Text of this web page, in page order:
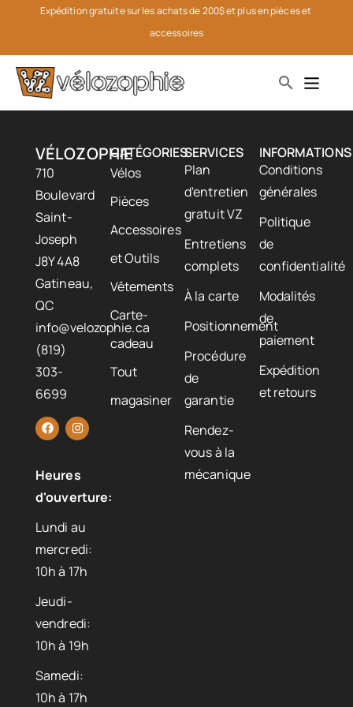
Expédition gratuite sur les achats de 200$ et plus en pièces et
accessoires
VÉLOZOPHIE
710
Boulevard
Saint-
Joseph
J8Y 4A8
Gatineau,
QC
info@velozophie.ca
(819)
303-
6699
Heures
d'ouverture:
Lundi au
mercredi:
10h à 17h
Jeudi-
vendredi:
10h à 19h
Samedi:
10h à 17h
CATÉGORIES
Vélos
Pièces
Accessoires
et Outils
Vêtements
Carte-
cadeau
Tout
magasiner
SERVICES
Plan
d'entretien
gratuit VZ
Entretiens
complets
À la carte
Positionnement
Procédure
de
garantie
Rendez-
vous à la
mécanique
INFORMATIONS
Conditions
générales
Politique
de
confidentialité
Modalités
de
paiement
Expédition
et retours